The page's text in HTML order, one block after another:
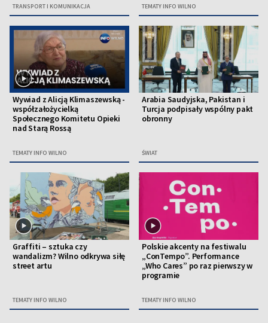
TRANSPORT I KOMUNIKACJA TEMATY INFO WILNO
Wywiad z Alicją Klimaszewską -
współzałożycielką
Społecznego Komitetu Opieki
nad Starą Rossą
TEMATY INFO WILNO
Arabia Saudyjska, Pakistan i
Turcja podpisały wspólny pakt
obronny
ŚWIAT
Graffiti – sztuka czy
wandalizm? Wilno odkrywa siłę
street artu
TEMATY INFO WILNO
Polskie akcenty na festiwalu
„ConTempo”. Performance
„Who Cares” po raz pierwszy w
programie
TEMATY INFO WILNO